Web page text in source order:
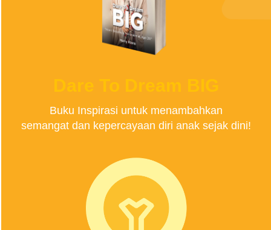
Dare To Dream BIG
Buku Inspirasi untuk menambahkan
semangat dan kepercayaan diri anak sejak dini!